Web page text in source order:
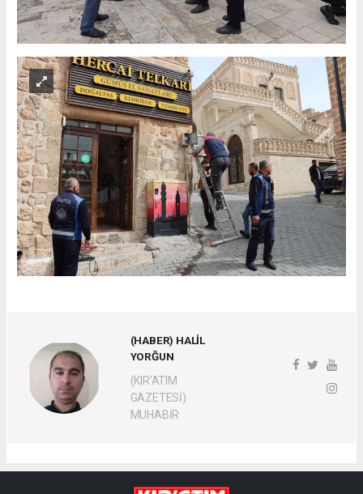
(HABER) HALİL
YORĞUN
(KIR'ATIM
GAZETESİ)
MUHABİR